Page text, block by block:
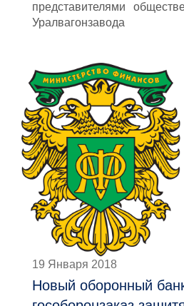
представителями
Уралвагонзавода
19 Января 2018
Новый оборонный